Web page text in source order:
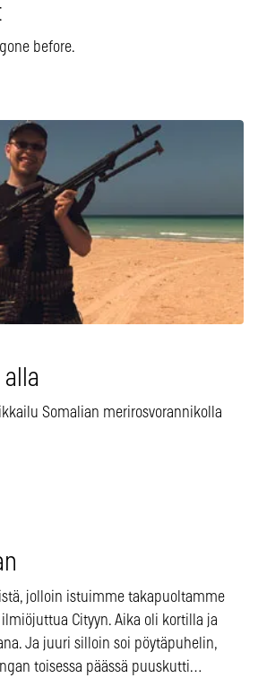
before.
Somalian merirosvorannikolla
jolloin istuimme takapuoltamme
Cityyn. Aika oli kortilla ja
Ja juuri silloin soi pöytäpuhelin,
toisessa päässä puuskutti…